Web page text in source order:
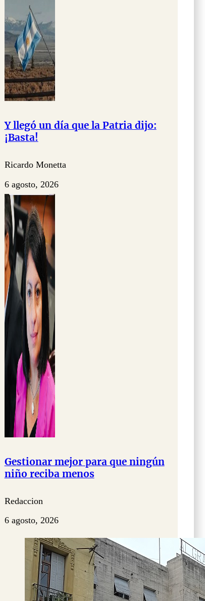
Y llegó un día que la Patria dijo:
¡Basta!
Ricardo Monetta
6 agosto, 2026
Gestionar mejor para que ningún
niño reciba menos
Redaccion
6 agosto, 2026